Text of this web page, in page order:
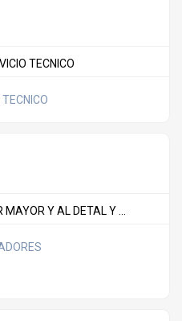
TECNICO
Y AL DETAL Y ...